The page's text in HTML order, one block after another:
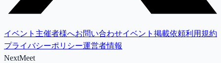
イベント主催者様へお問い合わせイベント掲載依頼利用規約
プライバシーポリシー運営者情報
NextMeet